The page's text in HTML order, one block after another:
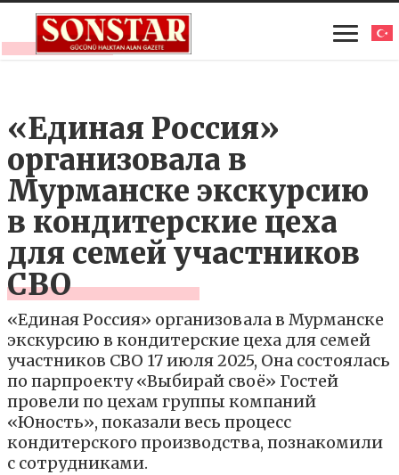
«Единая Россия»
организовала в
Мурманске экскурсию
в кондитерские цеха
для семей участников
СВО
«Единая Россия» организовала в Мурманске
экскурсию в кондитерские цеха для семей
участников СВО 17 июля 2025, Она состоялась
по парпроекту «Выбирай своё» Гостей
провели по цехам группы компаний
«Юность», показали весь процесс
кондитерского производства, познакомили
с сотрудниками.